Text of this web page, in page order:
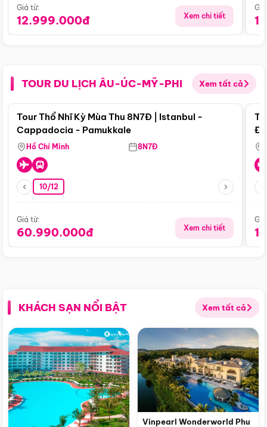
Giá từ:
12.999.000đ Xem chi tiết
TOUR DU LỊCH ÂU-ÚC-MỸ-PHI Xem tất cả
Điểm nổi bật
Tour Thổ Nhĩ Kỳ Mùa Thu 8N7Đ | Istanbul -
Cappadocia - Pamukkale
Hồ Chí Minh 8N7Đ
10/12
Giá từ:
60.990.000đ Xem chi tiết
KHÁCH SẠN NỔI BẬT Xem tất cả
Vinpearl Wonderworld Phu